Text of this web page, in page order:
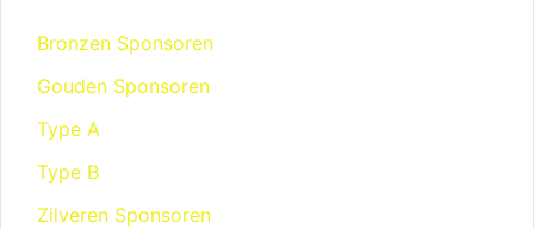
Bronzen Sponsoren
Gouden Sponsoren
Type A
Type B
Zilveren Sponsoren